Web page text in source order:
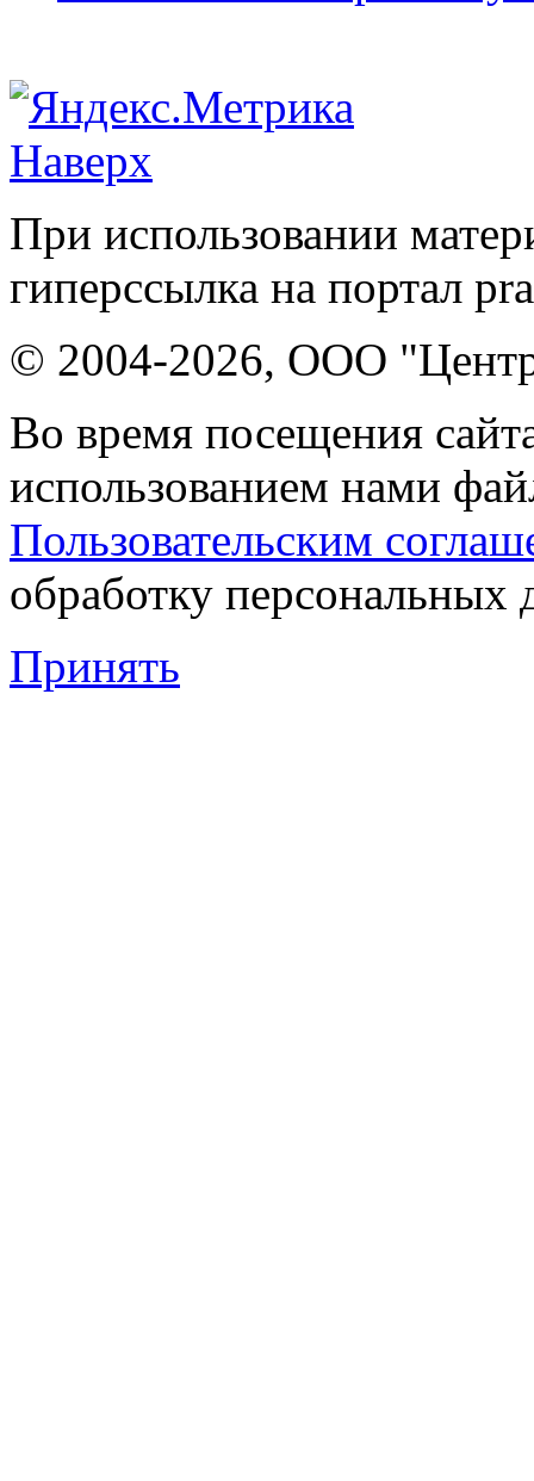
Наверх
При использовании
гиперссылка на портал
© 2004-2026, ООО "Центр
Во время посещения
использованием нами
Пользовательским
обработку персональных
Принять